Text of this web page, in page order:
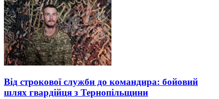
Від строкової служби до командира: бойовий
шлях гвардійця з Тернопільщини